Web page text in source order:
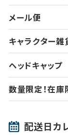
メール便
キャラクター雑
ヘッドキャップ
数量限定！在庫
配送日カ